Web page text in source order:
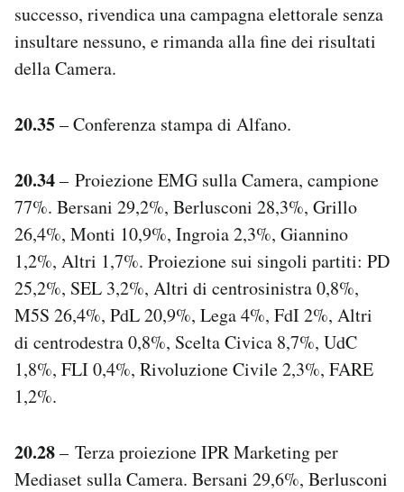
successo, rivendica una campagna elettorale senza
insultare nessuno, e rimanda alla fine dei risultati
della Camera.
20.35– Conferenza stampa di Alfano.
20.34– Proiezione EMG sulla Camera, campione
77%. Bersani 29,2%, Berlusconi 28,3%, Grillo
26,4%, Monti 10,9%, Ingroia 2,3%, Giannino
1,2%, Altri 1,7%. Proiezione sui singoli partiti: PD
25,2%, SEL 3,2%, Altri di centrosinistra 0,8%,
M5S 26,4%, PdL 20,9%, Lega 4%, FdI 2%, Altri
di centrodestra 0,8%, Scelta Civica 8,7%, UdC
1,8%, FLI 0,4%, Rivoluzione Civile 2,3%, FARE
1,2%.
20.28– Terza proiezione IPR Marketing per
Mediaset sulla Camera. Bersani 29,6%, Berlusconi